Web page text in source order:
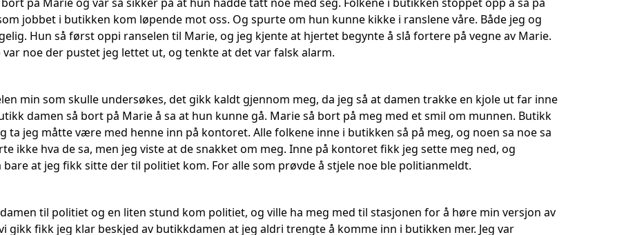
jobbet i butikken kom løpende mot oss. Og spurte om hun kunne kikke i ranslene våre. Både jeg og
Hun så først oppi ranselen til Marie, og jeg kjente at hjertet begynte å slå fortere på vegne av Marie.
var noe der pustet jeg lettet ut, og tenkte at det var falsk alarm.
min som skulle undersøkes, det gikk kaldt gjennom meg, da jeg så at damen trakke en kjole ut far inne
damen så bort på Marie å sa at hun kunne gå. Marie så bort på meg med et smil om munnen. Butikk
ta jeg måtte være med henne inn på kontoret. Alle folkene inne i butikken så på meg, og noen sa noe sa
ikke hva de sa, men jeg viste at de snakket om meg. Inne på kontoret fikk jeg sette meg ned, og
at jeg fikk sitte der til politiet kom. For alle som prøvde å stjele noe ble politianmeldt.
til politiet og en liten stund kom politiet, og ville ha meg med til stasjonen for å høre min versjon av
gikk fikk jeg klar beskjed av butikkdamen at jeg aldri trengte å komme inn i butikken mer. Jeg var